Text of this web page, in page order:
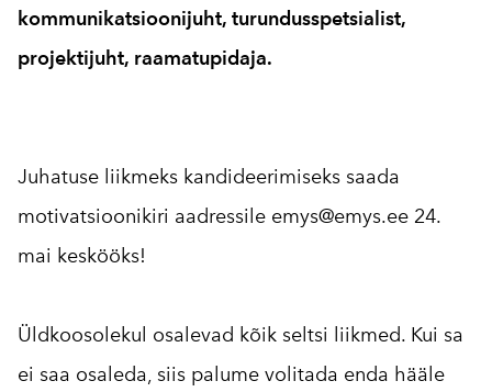
kommunikatsioonijuht, turundusspetsialist,
projektijuht, raamatupidaja.
Juhatuse liikmeks kandideerimiseks saada
motivatsioonikiri aadressile emys@emys.ee 24.
mai keskööks!
Üldkoosolekul osalevad kõik seltsi liikmed. Kui sa
ei saa osaleda, siis palume volitada enda hääle